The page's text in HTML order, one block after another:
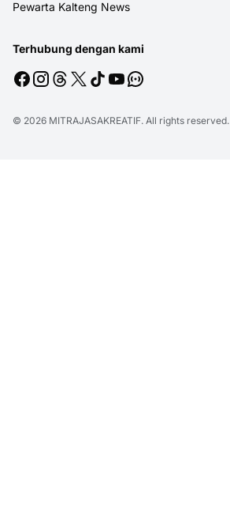
Pewarta Kalteng News
Terhubung dengan kami
© 2026 MITRAJASAKREATIF. All rights reserved.